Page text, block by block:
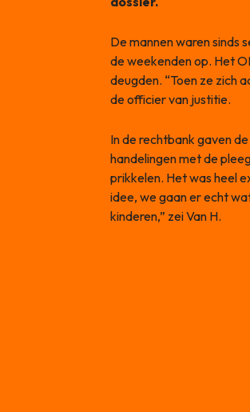
De mannen waren sinds
de weekenden op. Het
deugden. “Toen ze zich
de officier van justitie.
In de rechtbank gaven
handelingen met de
prikkelen. Het was heel
idee, we gaan er echt
kinderen,” zei Van H.